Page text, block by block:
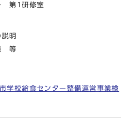
第1研修室
明
等
学校給食センター整備運営事業検